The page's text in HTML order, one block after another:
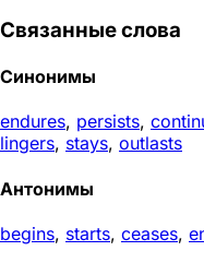
Связанные слова
Синонимы
endures, persists,
lingers, stays, outlasts
Антонимы
begins, starts, ceases,